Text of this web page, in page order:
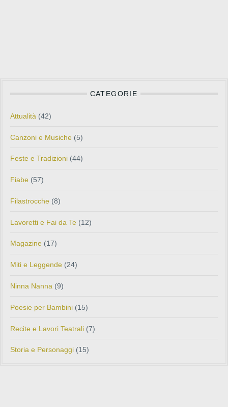
CATEGORIE
Attualità (42)
Canzoni e Musiche (5)
Feste e Tradizioni (44)
Fiabe (57)
Filastrocche (8)
Lavoretti e Fai da Te (12)
Magazine (17)
Miti e Leggende (24)
Ninna Nanna (9)
Poesie per Bambini (15)
Recite e Lavori Teatrali (7)
Storia e Personaggi (15)